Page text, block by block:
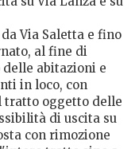
Via Saletta e fino
al fine di
abitazioni e
in loco, con
tratto oggetto delle
di uscita su
con rimozione